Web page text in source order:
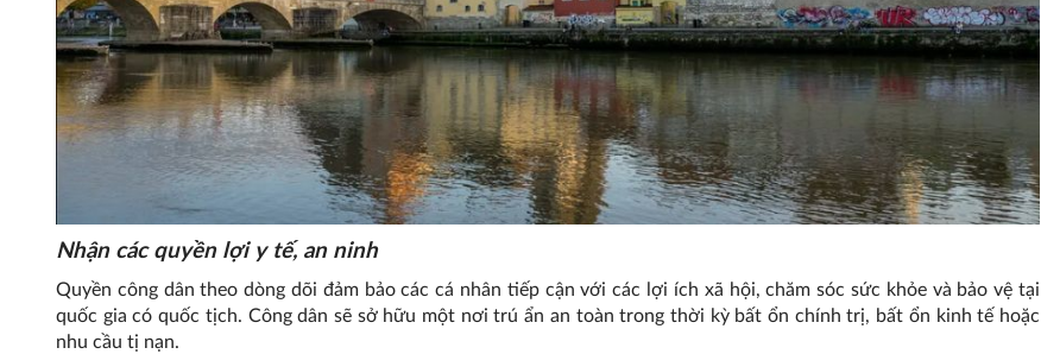
Nhận các quyền lợi y tế, an ninh
Quyền công dân theo dòng dõi đảm bảo các cá nhân tiếp cận với các lợi ích xã hội, chăm sóc sức khỏe và bảo vệ tại
quốc gia có quốc tịch. Công dân sẽ sở hữu một nơi trú ẩn an toàn trong thời kỳ bất ổn chính trị, bất ổn kinh tế hoặc
nhu cầu tị nạn.